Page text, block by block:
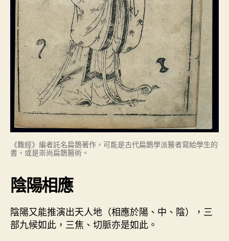
《難經》編者託名扁鵲著作，可能是古代扁鵲學派醫者寫給學生的
書，或是崇尚扁鵲醫術。
陰陽相應
陰陽又能推演出天人地（相應於陽、中、陰），三
部九候如此，三焦、切脈亦是如此。